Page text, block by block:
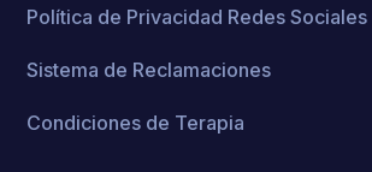
Política de Privacidad Redes Sociales
Sistema de Reclamaciones
Condiciones de Terapia